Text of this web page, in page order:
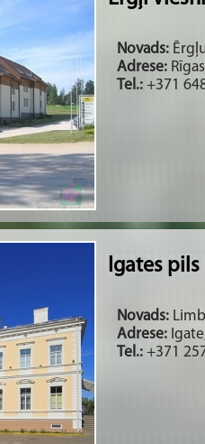
Novads:
Adrese:
Tel.: +371
Igates pils
Novads:
Adrese:
Tel.: +371